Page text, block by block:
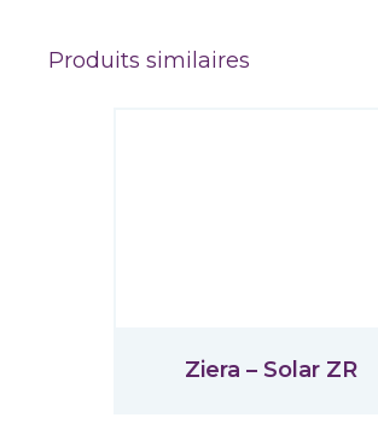
Produits similaires
Ziera – Solar ZR